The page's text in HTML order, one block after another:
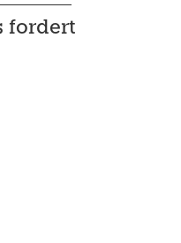
fordert